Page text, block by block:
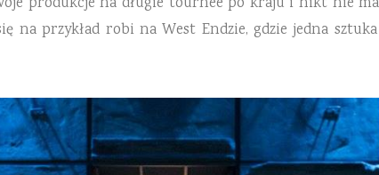
na przykład robi na West Endzie, gdzie jedna